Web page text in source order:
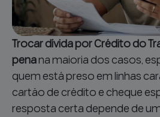
Trocar dívida por Crédito do
penana maioria dos casos,
quem está preso em linhas
cartão de crédito e cheque
resposta certa depende de